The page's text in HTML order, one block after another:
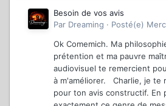
Besoin de vos avis
Par Dreaming · Posté(e)
Ok Comemich. Ma
prétention et ma pauvre
audiovisuel te remercient
à m'améliorer. Charlie, je te
pour ton avis constructif. En